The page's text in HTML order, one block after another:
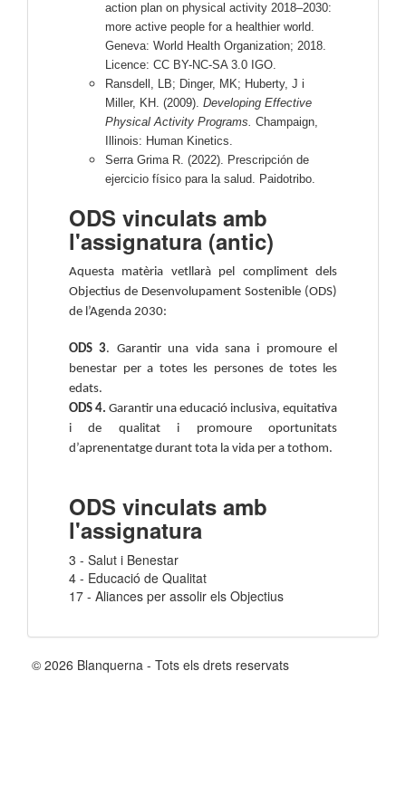
action plan on physical activity 2018–2030:
more active people for a healthier world.
Geneva: World Health Organization; 2018.
Licence: CC BY-NC-SA 3.0 IGO.
Ransdell, LB; Dinger, MK; Huberty, J i
Miller, KH. (2009). Developing Effective
Physical Activity Programs. Champaign,
Illinois: Human Kinetics.
Serra Grima R. (2022). Prescripción de
ejercicio físico para la salud. Paidotribo.
ODS vinculats amb
l'assignatura (antic)
Aquesta matèria vetllarà pel compliment dels
Objectius de Desenvolupament Sostenible (ODS)
de l’Agenda 2030:
ODS 3. Garantir una vida sana i promoure el
benestar per a totes les persones de totes les
edats.
ODS 4. Garantir una educació inclusiva, equitativa
i de qualitat i promoure oportunitats
d’aprenentatge durant tota la vida per a tothom.
ODS vinculats amb
l'assignatura
3 - Salut i Benestar
4 - Educació de Qualitat
17 - Aliances per assolir els Objectius
© 2026 Blanquerna - Tots els drets reservats